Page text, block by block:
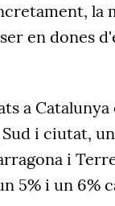
la
en dones
a
i ciutat, un
i
5% i un 6%